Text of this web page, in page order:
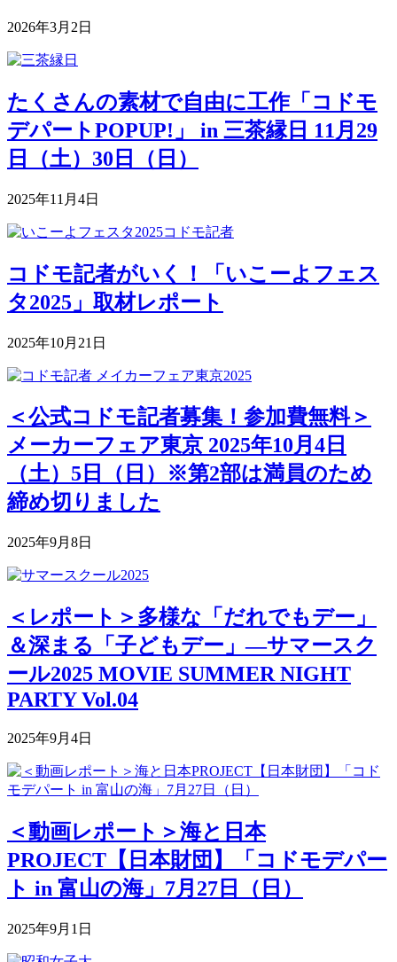
2026年3月2日
たくさんの素材で自由に工作「コドモ
デパートPOPUP!」 in 三茶縁日 11月29
日（土）30日（日）
2025年11月4日
コドモ記者がいく！「いこーよフェス
タ2025」取材レポート
2025年10月21日
＜公式コドモ記者募集！参加費無料＞
メーカーフェア東京 2025年10月4日
（土）5日（日）※第2部は満員のため
締め切りました
2025年9月8日
＜レポート＞多様な「だれでもデー」
＆深まる「子どもデー」―サマースク
ール2025 MOVIE SUMMER NIGHT
PARTY Vol.04
2025年9月4日
＜動画レポート＞海と日本
PROJECT【日本財団】「コドモデパー
ト in 富山の海」7月27日（日）
2025年9月1日